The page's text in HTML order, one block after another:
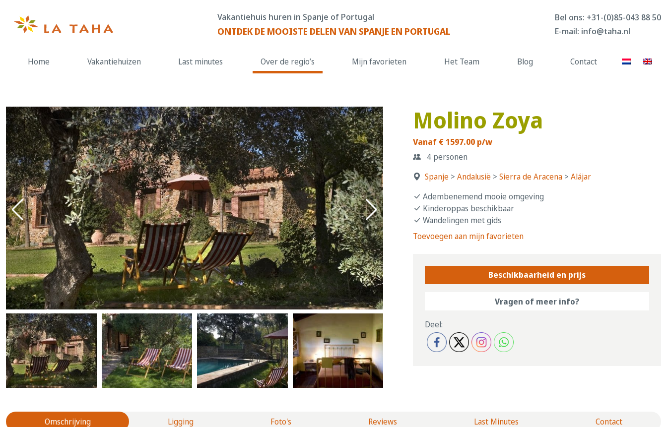
Vakantiehuis huren in Spanje of Portugal
ONTDEK DE MOOISTE DELEN VAN SPANJE EN PORTUGAL
Bel ons: +31-(0)85-043 88 50
E-mail: info@taha.nl
Home Vakantiehuizen Last minutes Over de regio’s Mijn favorieten Het Team Blog Contact
Molino Zoya
Vanaf € 1597.00 p/w
4 personen
Spanje > Andalusië > Sierra de Aracena > Alájar
Adembenemend mooie omgeving
Kinderoppas beschikbaar
Wandelingen met gids
Toevoegen aan mijn favorieten
Beschikbaarheid en prijs
Vragen of meer info?
Deel:
Omschrijving Ligging Foto's Reviews Last Minutes Contact